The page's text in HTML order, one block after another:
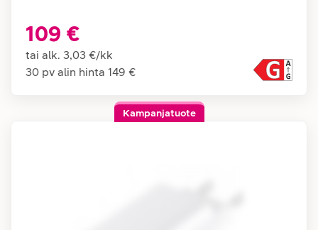
109 €
tai alk. 3,03 €/kk
30 pv alin hinta 149 €
Kampanjatuote